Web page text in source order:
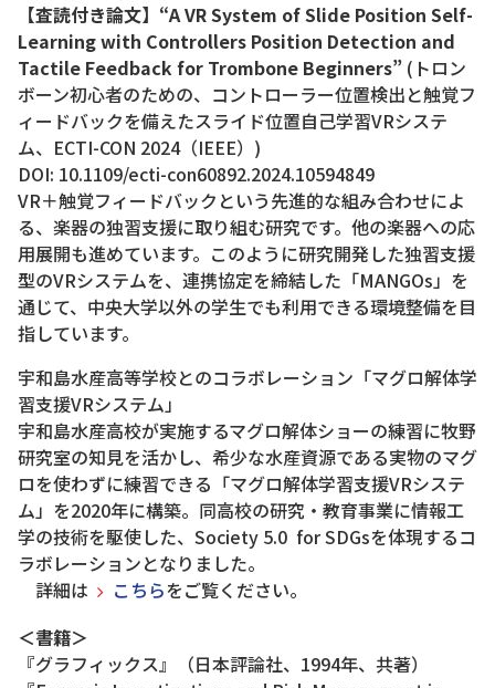
【査読付き論文】“A VR System of Slide Position Self-
Learning with Controllers Position Detection and
Tactile Feedback for Trombone Beginners” (トロン
ボーン初心者のための、コントローラー位置検出と触覚フ
ィードバックを備えたスライド位置自己学習VRシステ
ム、ECTI-CON 2024（IEEE）)
DOI: 10.1109/ecti-con60892.2024.10594849
VR＋触覚フィードバックという先進的な組み合わせによ
る、楽器の独習支援に取り組む研究です。他の楽器への応
用展開も進めています。このように研究開発した独習支援
型のVRシステムを、連携協定を締結した「MANGOs」を
通じて、中央大学以外の学生でも利用できる環境整備を目
指しています。
宇和島水産高等学校とのコラボレーション「マグロ解体学
習支援VRシステム」
宇和島水産高校が実施するマグロ解体ショーの練習に牧野
研究室の知見を活かし、希少な水産資源である実物のマグ
ロを使わずに練習できる「マグロ解体学習支援VRシステ
ム」を2020年に構築。同高校の研究・教育事業に情報工
学の技術を駆使した、Society 5.0 for SDGsを体現するコ
ラボレーションとなりました。
詳細は
こちらをご覧ください。
＜書籍＞
『グラフィックス』（日本評論社、1994年、共著）